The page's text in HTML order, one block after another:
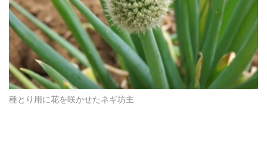
種とり用に花を咲かせたネギ坊主